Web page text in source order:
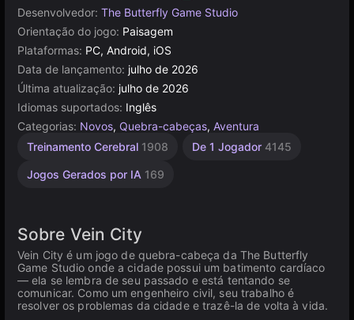
Desenvolvedor: The Butterfly Game Studio
Orientação do jogo: Paisagem
Plataformas: PC, Android, iOS
Data de lançamento: julho de 2026
Última atualização: julho de 2026
Idiomas suportados: Inglês
Categorias: Novos, Quebra-cabeças, Aventura
Treinamento Cerebral 1908 De 1 Jogador 4145
Jogos Gerados por IA 169
Sobre Vein City
Vein City é um jogo de quebra-cabeça da The Butterfly
Game Studio onde a cidade possui um batimento cardíaco
— ela se lembra de seu passado e está tentando se
comunicar. Como um engenheiro civil, seu trabalho é
resolver os problemas da cidade e trazê-la de volta à vida.